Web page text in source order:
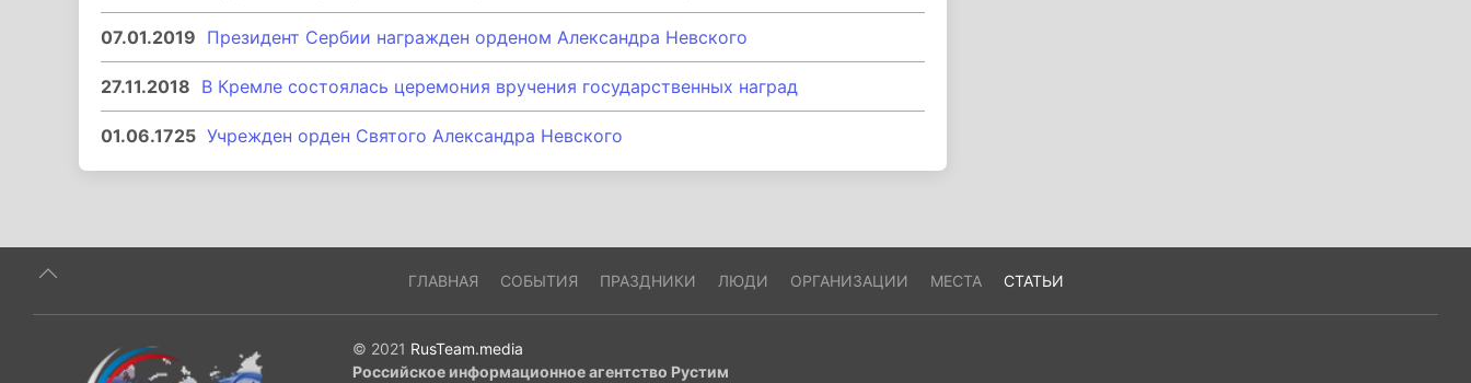
07.01.2019 Президент Сербии награжден орденом Александра Невского
27.11.2018 В Кремле состоялась церемония вручения государственных наград
01.06.1725 Учрежден орден Святого Александра Невского
ГЛАВНАЯ СОБЫТИЯ ПРАЗДНИКИ ЛЮДИ ОРГАНИЗАЦИИ МЕСТА СТАТЬИ
© 2021 RusTeam.media
Российское информационное агентство Рустим